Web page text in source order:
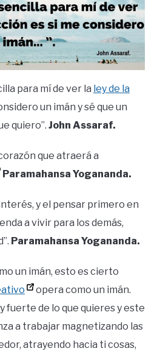
para mí de ver la ley de la
un imán y sé que un
quiero”. John Assaraf.
que atraerá a
Paramahansa Yogananda.
y el pensar primero en
a vivir para los demás,
Paramahansa Yogananda.
un imán, esto es cierto
opera como un imán.
fuerte de lo que quieres y este
a trabajar magnetizando las
atrayendo hacia ti cosas,